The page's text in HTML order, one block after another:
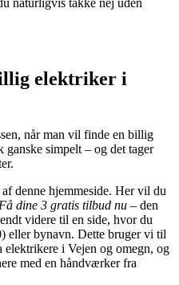
elektriker i
når man vil finde en billig
simpelt – og det tager
denne hjemmeside. Her vil du
Få dine 3 gratis tilbud nu – den
videre til en side, hvor du
eller bynavn. Dette bruger vi til
i Vejen og omegn, og
med en håndværker fra